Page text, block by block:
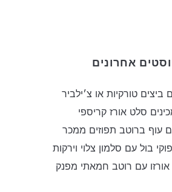
אחרונים
ביצים טורקיות או צ׳ילביר
סלט אורז קריספי
עוף ברוטב תפוזים ממכר
בול עם סלמון צלוי וירקות
אורזו עם רוטב חמאתי מפנק